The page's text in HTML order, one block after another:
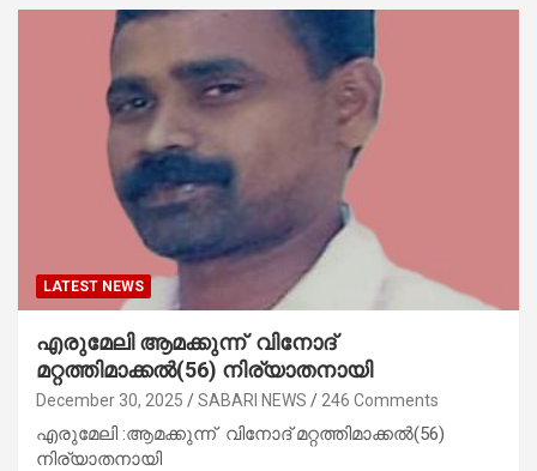
LATEST NEWS
എരുമേലി ആമക്കുന്ന് വിനോദ്
മറ്റത്തിമാക്കൽ(56) നിര്യാതനായി
December 30, 2025 SABARI NEWS 246 Comments
എരുമേലി :ആമക്കുന്ന് വിനോദ് മറ്റത്തിമാക്കൽ(56)
നിര്യാതനായി